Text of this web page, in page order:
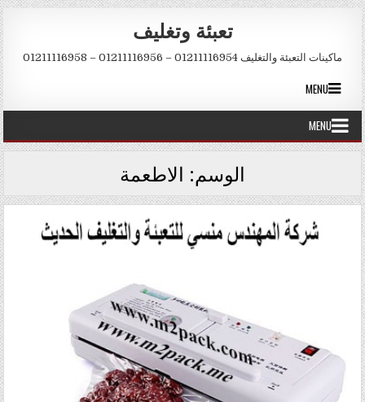
Skip to content
تعبئة وتغليف
ماكينات التعبئة والتغليف 01211116954 – 01211116956 – 01211116958
MENU
MENU
الوسم: الاطعمة